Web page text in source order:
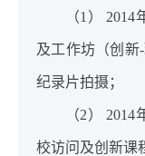
（1）
及工作坊（创
纪录片拍摄；
（2）
校访问及创新课